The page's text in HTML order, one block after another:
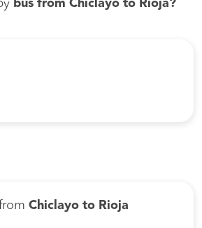
bus from Chiclayo to Rioja?
Chiclayo to Rioja